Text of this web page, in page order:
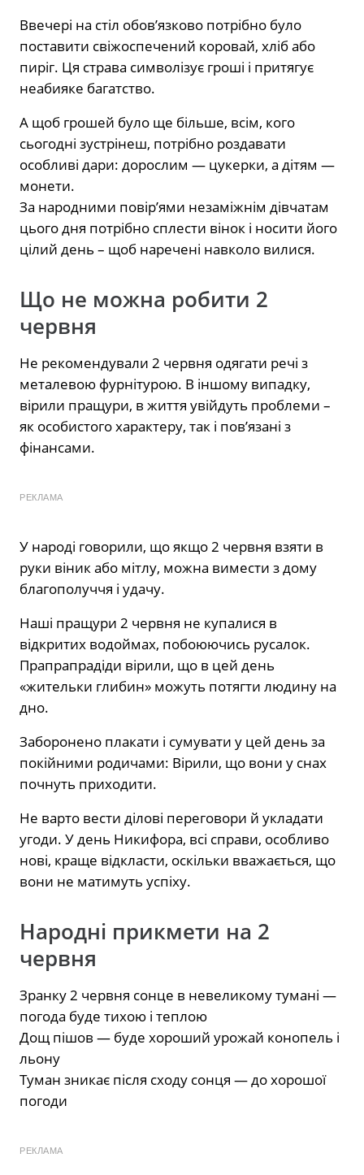
Ввечері на стіл обов’язково потрібно було
поставити свіжоспечений коровай, хліб або
пиріг. Ця страва символізує гроші і притягує
неабияке багатство.
А щоб грошей було ще більше, всім, кого
сьогодні зустрінеш, потрібно роздавати
особливі дари: дорослим — цукерки, а дітям —
монети.
За народними повір’ями незаміжнім дівчатам
цього дня потрібно сплести вінок і носити його
цілий день – щоб наречені навколо вилися.
Що не можна робити 2
червня
Не рекомендували 2 червня одягати речі з
металевою фурнітурою. В іншому випадку,
вірили пращури, в життя увійдуть проблеми –
як особистого характеру, так і пов’язані з
фінансами.
РЕКЛАМА
У народі говорили, що якщо 2 червня взяти в
руки віник або мітлу, можна вимести з дому
благополуччя і удачу.
Наші пращури 2 червня не купалися в
відкритих водоймах, побоюючись русалок.
Прапрапрадіди вірили, що в цей день
«жительки глибин» можуть потягти людину на
дно.
Заборонено плакати і сумувати у цей день за
покійними родичами: Вірили, що вони у снах
почнуть приходити.
Не варто вести ділові переговори й укладати
угоди. У день Никифора, всі справи, особливо
нові, краще відкласти, оскільки вважається, що
вони не матимуть успіху.
Народні прикмети на 2
червня
Зранку 2 червня сонце в невеликому тумані —
погода буде тихою і теплою
Дощ пішов — буде хороший урожай конопель і
льону
Туман зникає після сходу сонця — до хорошої
погоди
РЕКЛАМА